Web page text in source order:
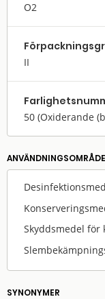
O2
II
50 (Oxiderande
Skyddsmedel för
SYNONYMER